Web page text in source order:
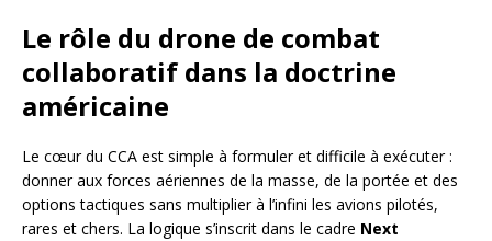
Le rôle du drone de combat
collaboratif dans la doctrine
américaine
Le cœur du CCA est simple à formuler et difficile à exécuter :
donner aux forces aériennes de la masse, de la portée et des
options tactiques sans multiplier à l’infini les avions pilotés,
rares et chers. La logique s’inscrit dans le cadre Next